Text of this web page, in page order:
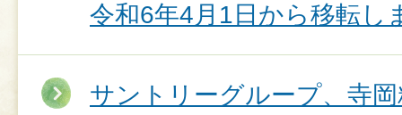
令和6年4月1日から移転し
サントリーグループ、寺